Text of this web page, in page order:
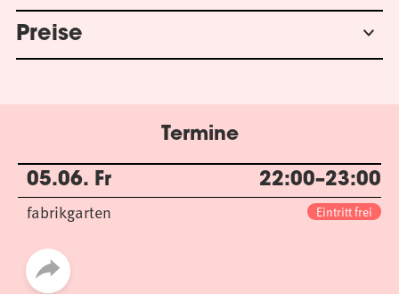
Termine
05.06. Fr 22:00–23:00
fabrikgarten Eintritt frei
Preise